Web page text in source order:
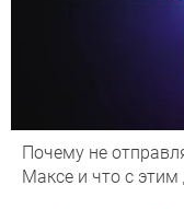
Почему не
Максе и что с этим